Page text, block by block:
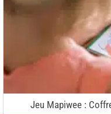
Jeu Mapiwee :